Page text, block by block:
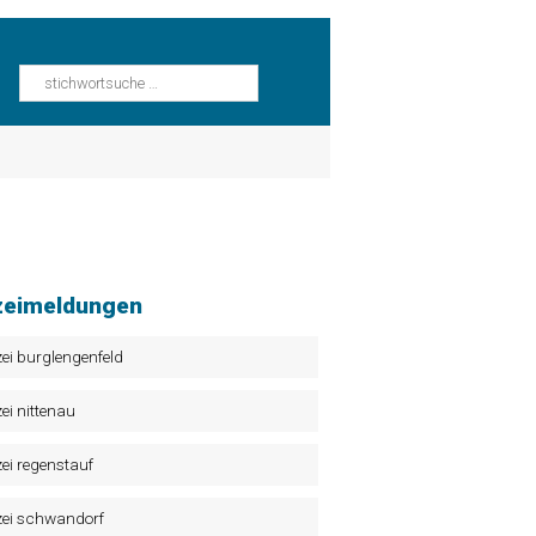
burglengenfeld
nittenau
regenstauf
schwandorf